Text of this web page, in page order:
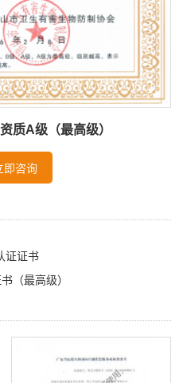
质A级（最高级）
即咨询
证证书
（最高级）